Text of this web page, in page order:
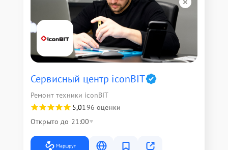
Сервисный центр iconBIT
Ремонт техники iconBIT
5,0196 оценки
Открыто до 21:00
Маршрут